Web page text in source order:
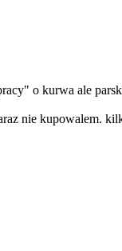
o kurwa ale
nie kupowalem.